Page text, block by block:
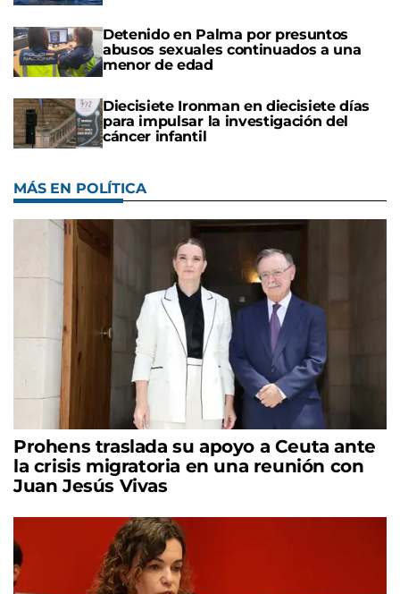
Detenido en Palma por presuntos
abusos sexuales continuados a una
menor de edad
Diecisiete Ironman en diecisiete días
para impulsar la investigación del
cáncer infantil
MÁS EN POLÍTICA
Prohens traslada su apoyo a Ceuta ante
la crisis migratoria en una reunión con
Juan Jesús Vivas